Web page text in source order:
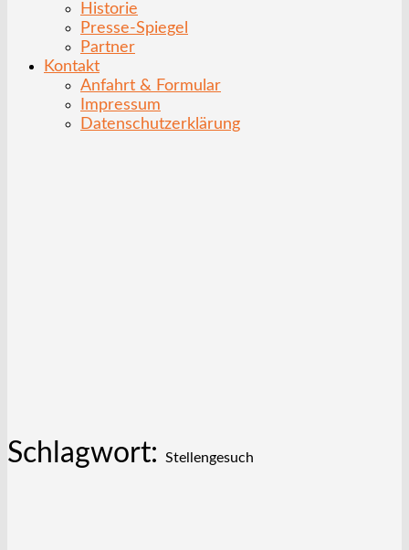
Historie
Presse-Spiegel
Partner
Kontakt
Anfahrt & Formular
Impressum
Datenschutzerklärung
Schlagwort: Stellengesuch